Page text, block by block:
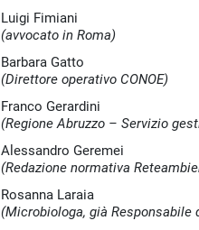
Luigi Fimiani
(avvocato in Roma)
Barbara Gatto
(Direttore operativo CONOE)
Franco Gerardini
(Regione Abruzzo – Servizio
Alessandro Geremei
(Redazione normativa
Rosanna Laraia
(Microbiologa, già